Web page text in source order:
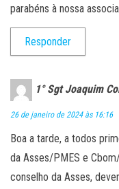
parabéns à nossa
Responder
1° Sgt Joaquim
26 de janeiro de 2024 às 16:16
Boa a tarde, a todos
da Asses/PMES e
conselho da Asses,